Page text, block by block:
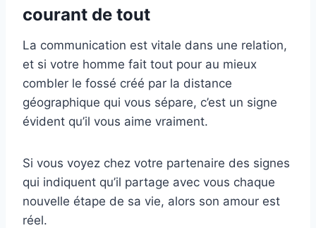
courant de tout
La communication est vitale dans une relation,
et si votre homme fait tout pour au mieux
combler le fossé créé par la distance
géographique qui vous sépare, c’est un signe
évident qu’il vous aime vraiment.
Si vous voyez chez votre partenaire des signes
qui indiquent qu’il partage avec vous chaque
nouvelle étape de sa vie, alors son amour est
réel.